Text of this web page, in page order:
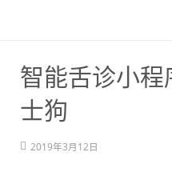
智能舌诊小
士狗
2019年3月12日